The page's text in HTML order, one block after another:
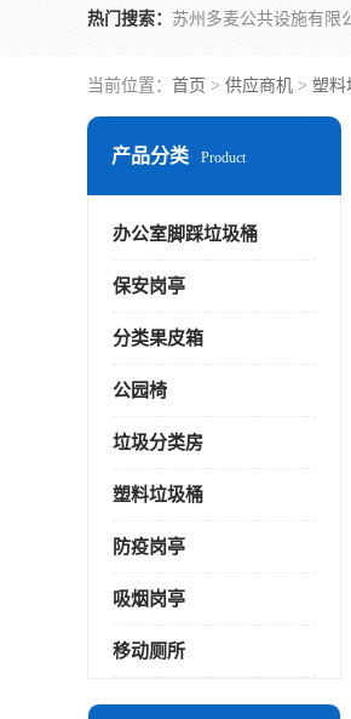
热门搜索：
当前位置： 首页 > 供应商机 > 塑料
产品分类 Product
办公室脚踩垃圾桶
保安岗亭
分类果皮箱
公园椅
垃圾分类房
塑料垃圾桶
防疫岗亭
吸烟岗亭
移动厕所